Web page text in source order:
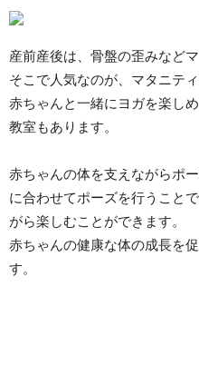
産前産後は、骨盤の歪みなど
そこで人気なのが、マタニテ
赤ちゃんと一緒にヨガを楽し
教室もあります。
赤ちゃんの体を支えながらポ
に合わせてポーズを行うこと
がら楽しむことができます。
赤ちゃんの健康な体の成長を
す。